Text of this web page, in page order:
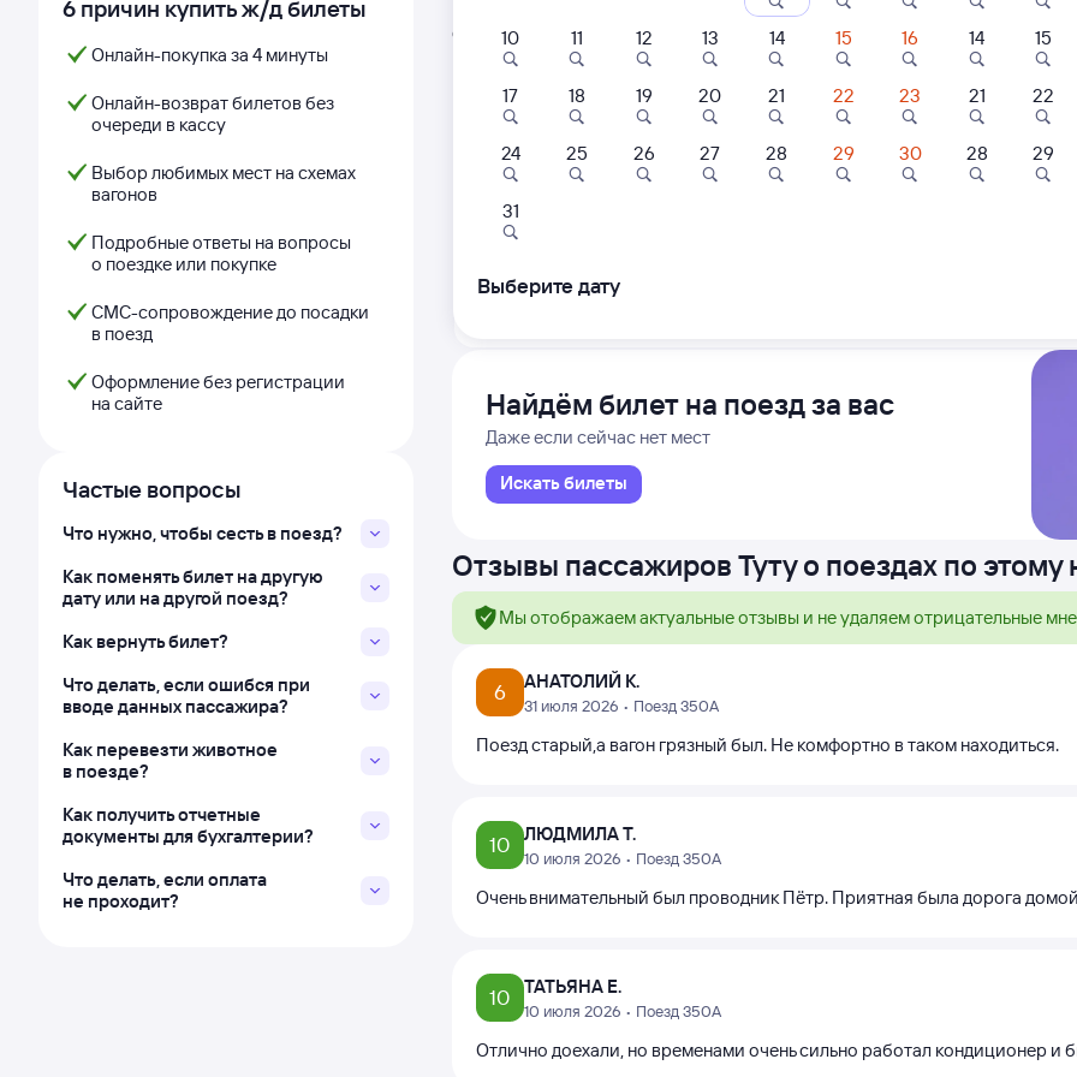
6 причин купить ж/д билеты
Онлайн-покупка за 4 минуты
Онлайн-возврат билетов без
очереди в кассу
Выбор любимых мест на схемах
вагонов
Подробные ответы на вопросы
о поездке или покупке
СМС-сопровождение до посадки
в поезд
Оформление без регистрации
на сайте
Частые вопросы
Что нужно, чтобы сесть в поезд?
Как поменять билет на другую
дату или на другой поезд?
Как вернуть билет?
Что делать, если ошибся при
вводе данных пассажира?
Как перевезти животное
в поезде?
Как получить отчетные
документы для бухгалтерии?
Что делать, если оплата
не проходит?
Открыта продажа билетов на 4 ноября. Отправление и прибытие по местному
350А Проходящий
Санкт-Петербург Ладож.
Санкт-Петербург
17:08 03:06
Дни следованияближайшие: 7, 12, 14 августа
Найдём билет на поезд за вас
Даже если сейчас нет мест
Искать билеты
Отзывы пассажиров Туту о поездах по
Мы отображаем актуальные отзывы и не удаляем отрицательные
6 АНАТОЛИЙ К.
31 июля 2026 • Поезд 350А
Поезд старый,а вагон грязный был. Не комфортно в таком находиться.
10 ЛЮДМИЛА Т.
10 июля 2026 • Поезд 350А
Очень внимательный был проводник Пётр. Приятная была дорога
10 ТАТЬЯНА Е.
10 июля 2026 • Поезд 350А
Отлично доехали, но временами очень сильно работал кондиционер и
10 11 12 13 14 15 16
17 18 19 20 21 22 23
24 25 26 27 28 29 30
31
14 15
21 22
28 29
Выберите дату